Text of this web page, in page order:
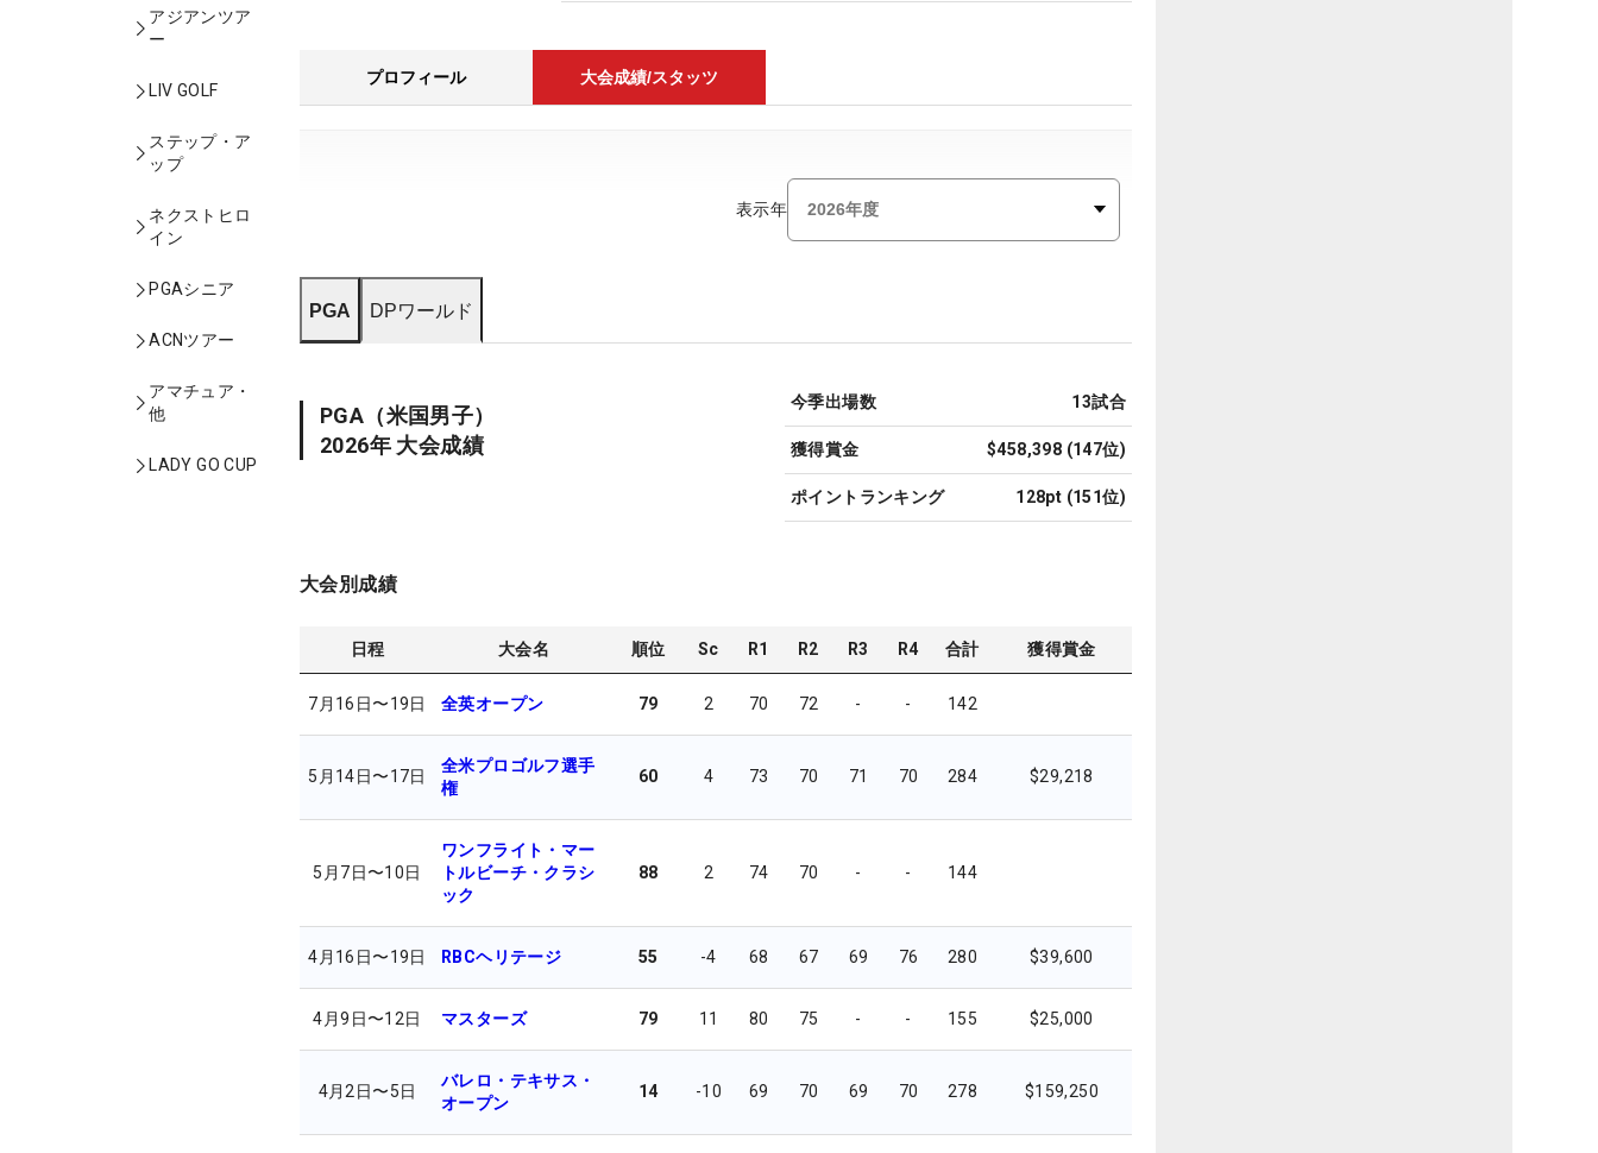
アジアンツア
ー
LIV GOLF
ステップ・ア
ップ
ネクストヒロ
イン
PGAシニア
ACNツアー
アマチュア・
他
LADY GO CUP
プロフィール 大会成績/スタッツ
表示年
PGA DPワールド
PGA （米国男子）
2026年 大会成績
今季出場数 13試合
獲得賞金 $458,398 (147位)
ポイントランキング 128pt (151位)
大会別成績
日程 大会名 順位 Sc R1 R2 R3 R4 合計 獲得賞金
7月16日〜19日 全英オープン 79 2 70 72 - - 142
5月14日〜17日
全米プロゴルフ選手
権
60 4 73 70 71 70 284 $29,218
5月7日〜10日
ワンフライト・マー
トルビーチ・クラシ
ック
88 2 74 70 - - 144
4月16日〜19日 RBCヘリテージ 55 -4 68 67 69 76 280 $39,600
4月9日〜12日 マスターズ 79 11 80 75 - - 155 $25,000
4月2日〜5日
バレロ・テキサス・
オープン
14 -10 69 70 69 70 278 $159,250